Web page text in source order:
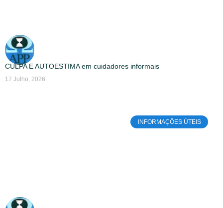
CULPA E AUTOESTIMA em cuidadores informais
17 Julho, 2026
INFORMAÇÕES ÚTEIS